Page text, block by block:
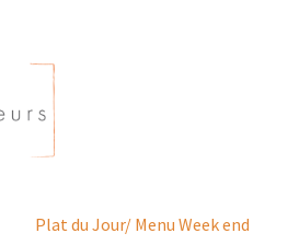
Plat du Jour/ Menu Week end